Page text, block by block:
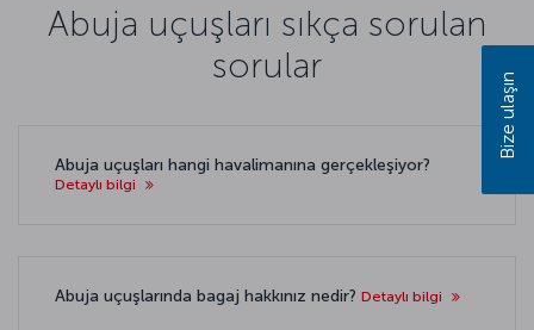
Abuja uçuşları sıkça sorulan
sorular
Abuja uçuşları hangi havalimanına gerçekleşiyor?
Detaylı bilgi
Abuja uçuşlarında bagaj hakkınız nedir? Detaylı bilgi
Bize ulaşın